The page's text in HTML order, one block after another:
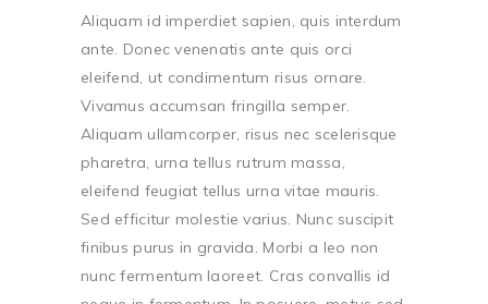
Aliquam id imperdiet sapien, quis interdum
ante. Donec venenatis ante quis orci
eleifend, ut condimentum risus ornare.
Vivamus accumsan fringilla semper.
Aliquam ullamcorper, risus nec scelerisque
pharetra, urna tellus rutrum massa,
eleifend feugiat tellus urna vitae mauris.
Sed efficitur molestie varius. Nunc suscipit
finibus purus in gravida. Morbi a leo non
nunc fermentum laoreet. Cras convallis id